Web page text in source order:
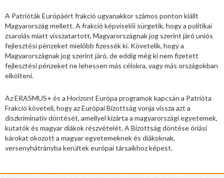
A Patrióták Európáért frakció ugyanakkor számos ponton kiállt
Magyarország mellett. A frakció képviselői sürgetik, hogy a politikai
zsarolás miatt visszatartott, Magyarországnak jog szerint járó uniós
fejlesztési pénzeket mielőbb fizessék ki. Követelik, hogy a
Magyarországnak jog szerint járó, de eddig még ki nem fizetett
fejlesztési pénzeket ne lehessen más célokra, vagy más országokban
elkölteni.
Az ERASMUS+ és a Horizont Európa programok kapcsán a Patrióta
Frakció követeli, hogy az Európai Bizottság vonja vissza azt a
diszkriminatív döntését, amellyel kizárta a magyarországi egyetemek,
kutatók és magyar diákok részvételét. A Bizottság döntése óriási
károkat okozott a magyar egyetemeknek és diákoknak,
versenyhátrányba kerültek európai társaikhoz képest.